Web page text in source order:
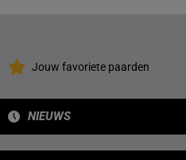
Jouw favoriete paarden
NIEUWS